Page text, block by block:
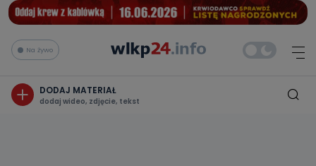
Na żywo
DODAJ MATERIAŁ
dodaj wideo, zdjęcie, tekst